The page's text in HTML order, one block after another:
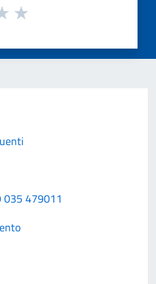
035 479011